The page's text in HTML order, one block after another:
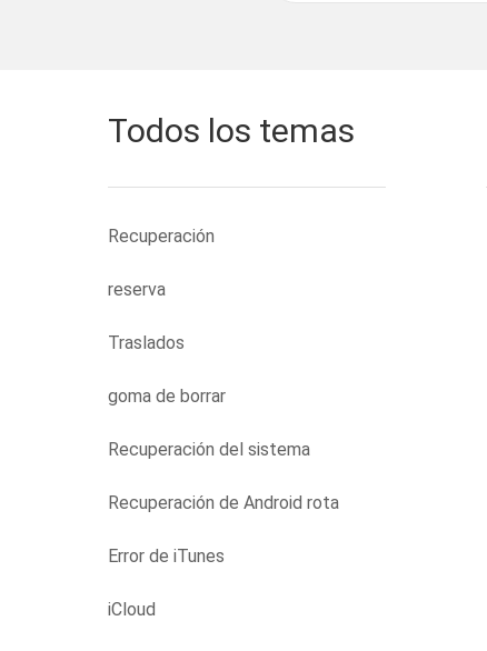
Todos los temas
Recuperación
reserva
Traslados
goma de borrar
Recuperación del sistema
Recuperación de Android rota
Error de iTunes
iCloud